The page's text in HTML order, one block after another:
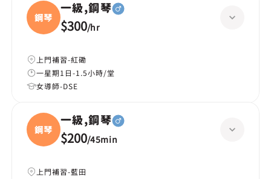
鋼琴
一級,鋼琴
$300/hr
上門補習-紅磡
一星期1日-1.5小時/堂
女導師-DSE
鋼琴
一級,鋼琴
$200/45min
上門補習-藍田